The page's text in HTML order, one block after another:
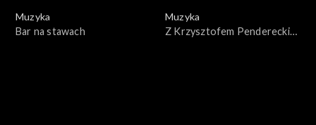
Muzyka
Bar na stawach
Muzyka
Z Krzysztofem Pendereckim